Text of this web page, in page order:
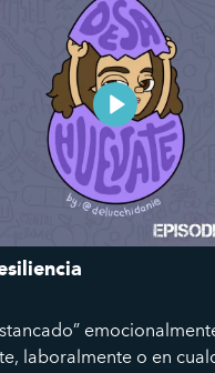
laboralmente o en